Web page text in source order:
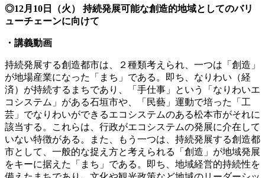
◎12月10日（火） 持続発展可能な創造的地域としてのバリ
ューチェーンに向けて
・講義動画
持続発展する創造都市は、２種類考えられ、一つは「創造」
が地場産業になった「まち」である。即ち、なりわい（経
済）が持続するまちであり、「手仕事」という「なりわいエ
コシステム」がある石垣市や、「民藝」運動で培った「工
芸」でなりわいができるエコシステムのある松本市がそれに
該当する。これらは、行政がエコシステムの発展に介在して
いない特徴がある。また、もう一つは、持続発展する創造都
市として、一般的な捉え方と考えられる「創造」が地域発展
をキーに据えた「まち」である。即ち、地域経営的持続性を